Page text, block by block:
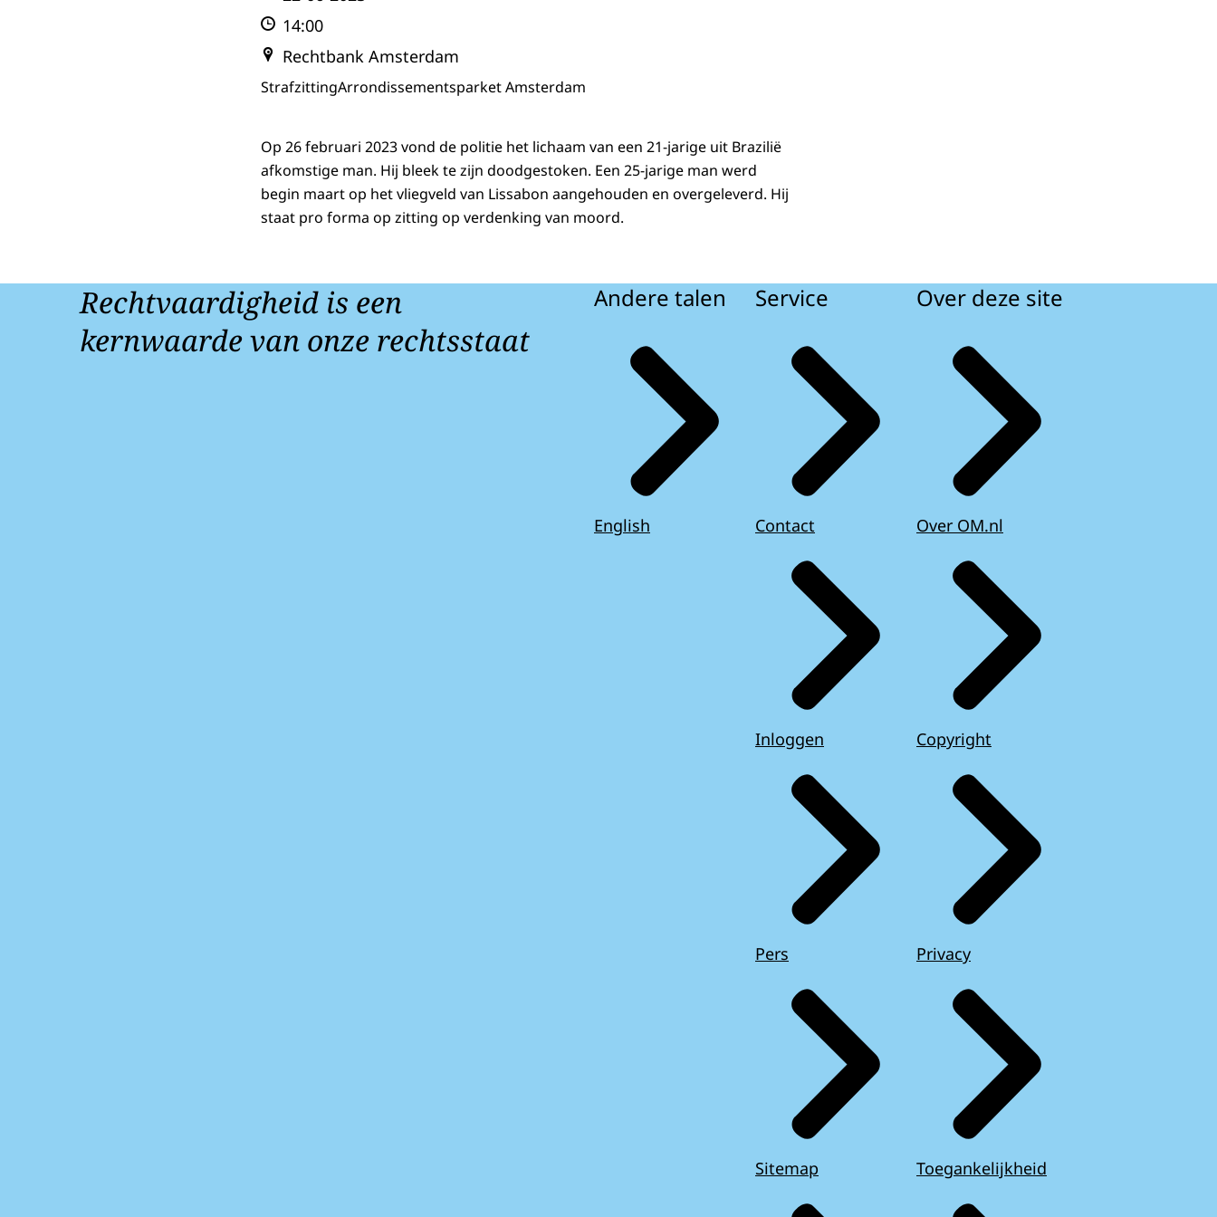
14:00
Rechtbank Amsterdam
StrafzittingArrondissementsparket Amsterdam
Op 26 februari 2023 vond de politie het lichaam van een 21-jarige uit Brazilië
afkomstige man. Hij bleek te zijn doodgestoken. Een 25-jarige man werd
begin maart op het vliegveld van Lissabon aangehouden en overgeleverd. Hij
staat pro forma op zitting op verdenking van moord.
Rechtvaardigheid is een
kernwaarde van onze rechtsstaat
Andere talen
English
Service
Contact
Inloggen
Pers
Sitemap
Over deze site
Over OM.nl
Copyright
Privacy
Toegankelijkheid